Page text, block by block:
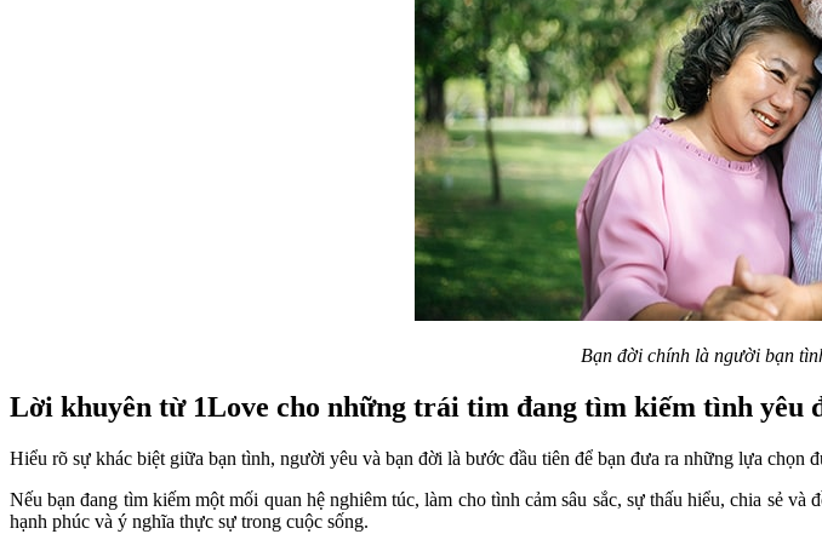
Bạn đời chính là người bạn
Lời khuyên từ 1Love cho những trái tim đang tìm kiếm tình yêu
Hiểu rõ sự khác biệt giữa bạn tình, người yêu và bạn đời là bước đầu tiên để bạn đưa ra những lựa chọn
Nếu bạn đang tìm kiếm một mối quan hệ nghiêm túc, làm cho tình cảm sâu sắc, sự thấu hiểu, chia sẻ
hạnh phúc và ý nghĩa thực sự trong cuộc sống.